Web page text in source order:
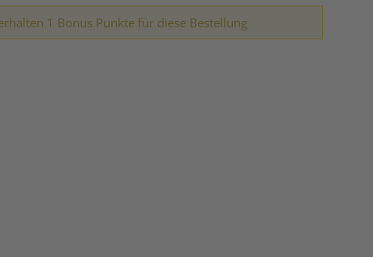
1 Bonus Punkte für diese Bestellung